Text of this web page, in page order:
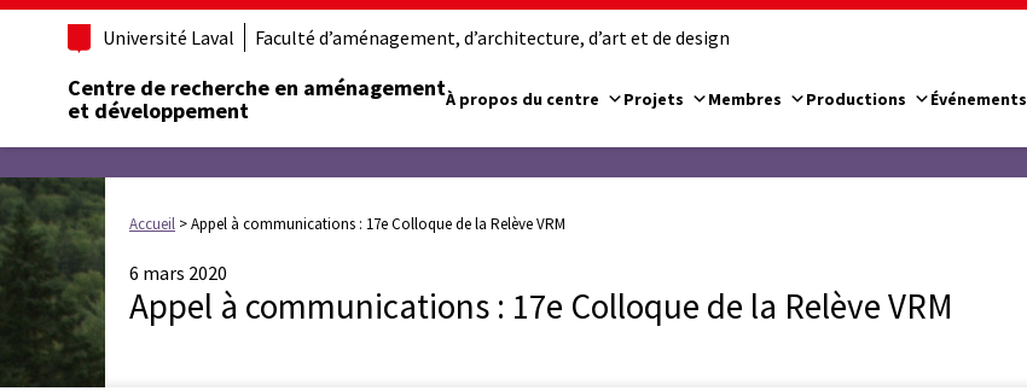
Université Laval Faculté d’aménagement, d’architecture, d’art et de design
Centre de recherche en aménagement
et développement
À propos du centre Projets Membres Productions Événements
Accueil >Appel à communications : 17e Colloque de la Relève VRM
6 mars 2020
Appel à communications : 17e Colloque de la Relève VRM